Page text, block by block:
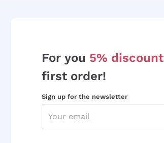
For you 5% discount
first order!
Sign up for the newsletter